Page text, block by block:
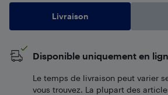
Livraison
Disponible uniquement en
Le temps de livraison peut varier
vous trouvez. La plupart des